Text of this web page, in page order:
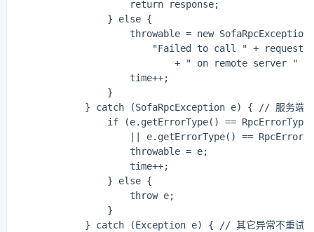
                    return response;
                } else {
throwable = new
"Failed to call " +
+ " on remote server "
                    time++;
                }
} catch (SofaRpcException e) { // 服务端异
if (e.getErrorType() ==
|| e.getErrorType() ==
                    throwable = e;
                    time++;
                } else {
                    throw e;
                }
            } catch (Exception e) { // 其它异常不重试